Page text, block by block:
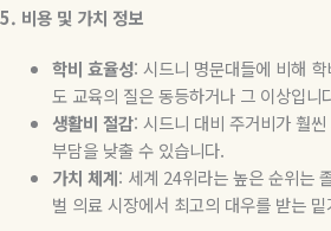
5. 비용 및 가치 정보
학비 효율성: 시드니 명문대들에 비해
도 교육의 질은 동등하거나 그 이상입니
생활비 절감: 시드니 대비 주거비가 훨
부담을 낮출 수 있습니다.
가치 체계: 세계 24위라는 높은 순위는
벌 의료 시장에서 최고의 대우를 받는